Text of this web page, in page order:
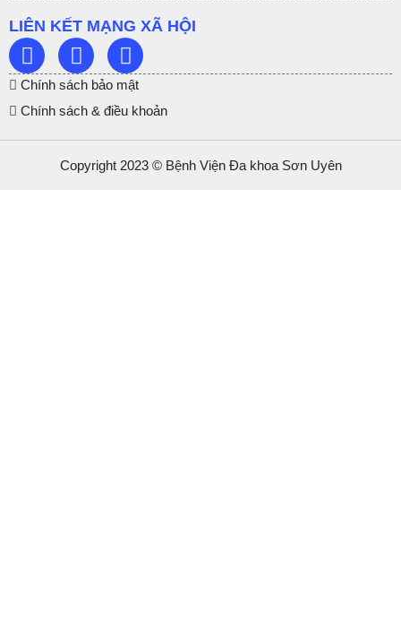
LIÊN KẾT MẠNG XÃ HỘI
Chính sách bảo mật
Chính sách & điều khoản
Copyright 2023 © Bệnh Viện Đa khoa Sơn Uyên